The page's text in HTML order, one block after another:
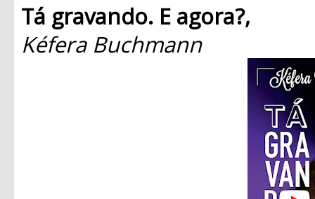
Tá gravando. E agora?,
Kéfera Buchmann